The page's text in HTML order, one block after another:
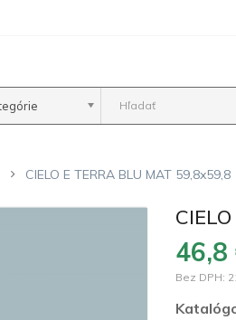
CIELO E TERRA BLU MAT 59,8x59,8
46,8
Bez DPH: